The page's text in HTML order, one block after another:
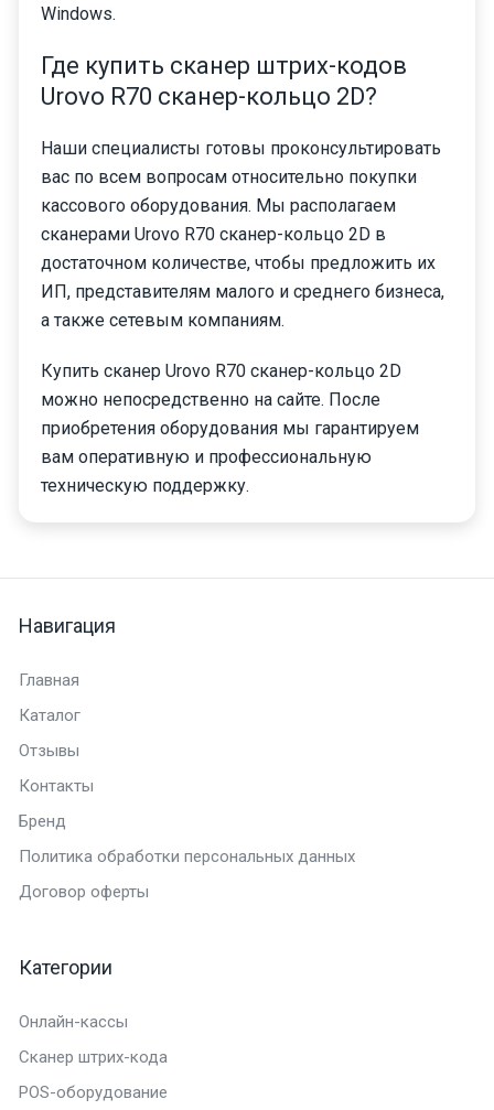
Windows.
Где купить сканер штрих-кодов
Urovo R70 сканер-кольцо 2D?
Наши специалисты готовы проконсультировать
вас по всем вопросам относительно покупки
кассового оборудования. Мы располагаем
сканерами Urovo R70 сканер-кольцо 2D в
достаточном количестве, чтобы предложить их
ИП, представителям малого и среднего бизнеса,
а также сетевым компаниям.
Купить сканер Urovo R70 сканер-кольцо 2D
можно непосредственно на сайте. После
приобретения оборудования мы гарантируем
вам оперативную и профессиональную
техническую поддержку.
Навигация
Главная
Каталог
Отзывы
Контакты
Бренд
Политика обработки персональных данных
Договор оферты
Категории
Онлайн-кассы
Сканер штрих-кода
POS-оборудование